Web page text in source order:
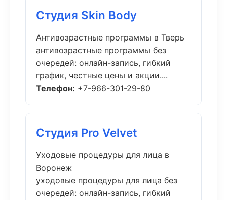
Студия Skin Body
Антивозрастные программы в Тверь
антивозрастные программы без
очередей: онлайн-запись, гибкий
график, честные цены и акции....
Телефон: +7-966-301-29-80
Студия Pro Velvet
Уходовые процедуры для лица в
Воронеж
уходовые процедуры для лица без
очередей: онлайн-запись, гибкий